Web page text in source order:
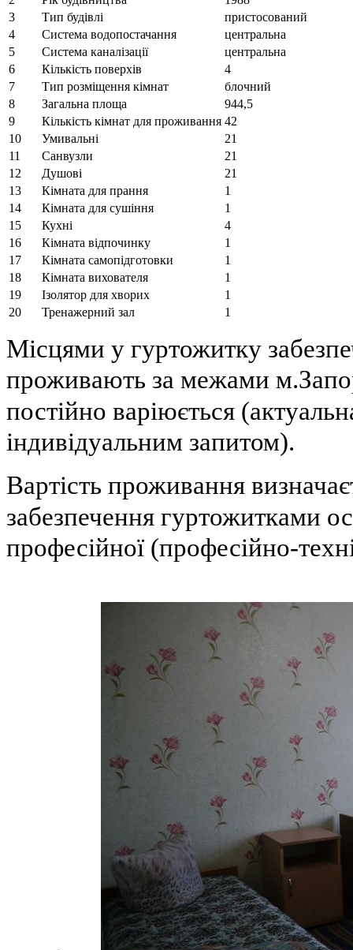
3
Тип будівлі
пристосований
4
Система водопостачання
центральна
5
Система каналізації
центральна
6
Кількість поверхів
4
7
Тип розміщення кімнат
блочний
8
Загальна площа
944,5
9
Кількість кімнат для проживання 42
10
Умивальні
21
11
Санвузли
21
12
Душові
21
13
Кімната для прання
1
14
Кімната для сушіння
1
15
Кухні
4
16
Кімната відпочинку
1
17
Кімната самопідготовки
1
18
Кімната вихователя
1
19
Ізолятор для хворих
1
20
Тренажерний зал 1
Місцями у гуртожитку
проживають за межами
постійно варіюється
індивідуальним запитом).
Вартість проживання
забезпечення гуртожитками
професійної (професійно-